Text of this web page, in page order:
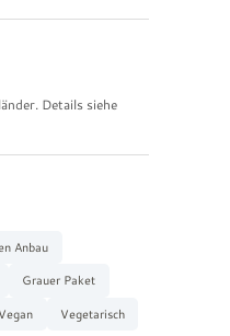
Details siehe
Anbau
Grauer Paket
Vegan
Vegetarisch